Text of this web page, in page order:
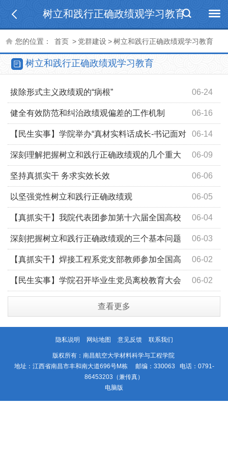
树立和践行正确政绩观学习教育
您的位置： 首页 > 党群建设>树立和践行正确政绩观学习教育
树立和践行正确政绩观学习教育
06-24
拔除形式主义政绩观的“病根”
06-16
健全有效防范和纠治政绩观偏差的工作机制
06-14
【民生实事】学院举办“真材实料话成长-书记面对
面”暨毕业生骨干座谈会 06-09
深刻理解把握树立和践行正确政绩观的几个重大
问题 06-06
坚持真抓实干 务求实效长效
06-05
以坚强党性树立和践行正确政绩观
06-04
【真抓实干】我院代表团参加第十六届全国高校
材料学院院长论坛 06-03
深刻把握树立和践行正确政绩观的三个基本问题
06-02
【真抓实干】焊接工程系党支部教师参加全国高
校焊接专业党支部书记“双带头”能力提升论坛—深化党建
06-02
【民生实事】学院召开毕业生党员离校教育大会
查看更多
隐私说明 网站地图 意见反馈 联系我们
版权所有：南昌航空大学材料科学与工程学院
地址：江西省南昌市丰和南大道696号M栋 邮编：330063 电话：0791-
86453203（兼传真）
电脑版